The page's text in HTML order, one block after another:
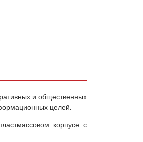
и общественных
целей.
корпусе с